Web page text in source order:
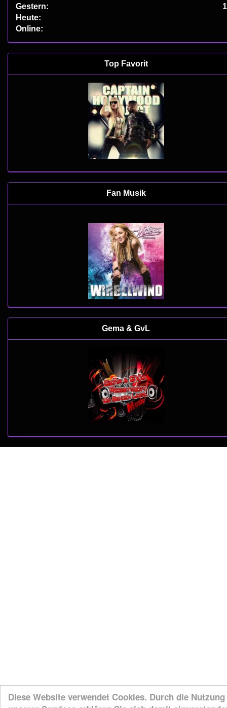
Diese Website verwendet Cookies. Durch die Nutzung
Gestern:
Heute:
Online:
Top Favorit
Fan Musik
Gema & GvL